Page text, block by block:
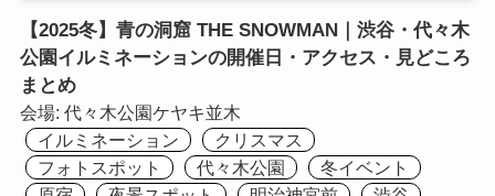
【2025冬】青の洞窟 THE SNOWMAN｜渋谷・代々木
公園イルミネーションの開催日・アクセス・見どころ
まとめ
会場: 代々木公園ケヤキ並木
イルミネーション
クリスマス
フォトスポット
代々木公園
冬イベント